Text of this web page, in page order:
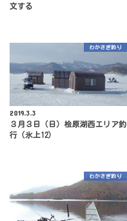
文する
わかさぎ釣り
2019.3.3
３月３日（日）桧原湖西エリア釣
行（氷上12）
わかさぎ釣り